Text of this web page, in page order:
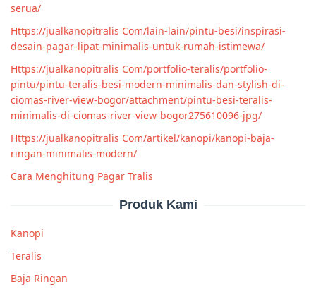
serua/
Https://jualkanopitralis Com/lain-lain/pintu-besi/inspirasi-
desain-pagar-lipat-minimalis-untuk-rumah-istimewa/
Https://jualkanopitralis Com/portfolio-teralis/portfolio-
pintu/pintu-teralis-besi-modern-minimalis-dan-stylish-di-
ciomas-river-view-bogor/attachment/pintu-besi-teralis-
minimalis-di-ciomas-river-view-bogor275610096-jpg/
Https://jualkanopitralis Com/artikel/kanopi/kanopi-baja-
ringan-minimalis-modern/
Cara Menghitung Pagar Tralis
Produk Kami
Kanopi
Teralis
Baja Ringan